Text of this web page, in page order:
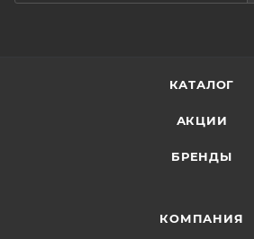
КАТАЛОГ
АКЦИИ
БРЕНДЫ
КОМПАНИЯ